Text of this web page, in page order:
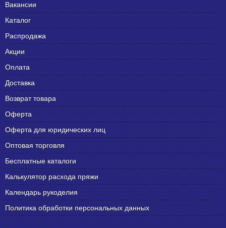
Вакансии
Каталог
Распродажа
Акции
Оплата
Доставка
Возврат товара
Оферта
Оферта для юридических лиц
Оптовая торговля
Бесплатные каталоги
Калькулятор расхода пряжи
Календарь рукоделия
Политика обработки персональных данных